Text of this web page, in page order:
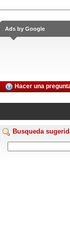
Ads by Google
Hacer una
Busqueda